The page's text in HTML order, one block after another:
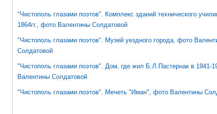
"Чистополь глазами поэтов". Комплекс зданий технического
1864гг., фото Валентины Солдатовой
"Чистополь глазами поэтов". Музей уездного города, фото
Солдатовой
"Чистополь глазами поэтов". Дом, где жил Б.Л.Пастернак в 1941-
Валентины Солдатовой
"Чистополь глазами поэтов". Мечеть "Иман", фото Валентины